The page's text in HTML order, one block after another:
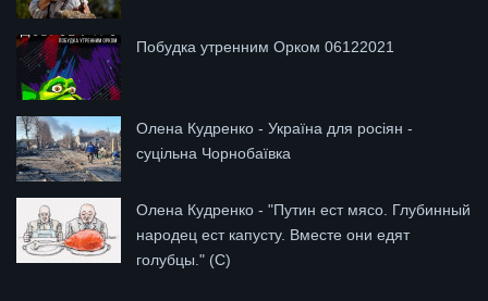
Побудка утренним Орком 06122021
Олена Кудренко - Україна для росіян -
суцільна Чорнобаївка
Олена Кудренко - "Путин ест мясо. Глубинный
народец ест капусту. Вместе они едят
голубцы." (С)